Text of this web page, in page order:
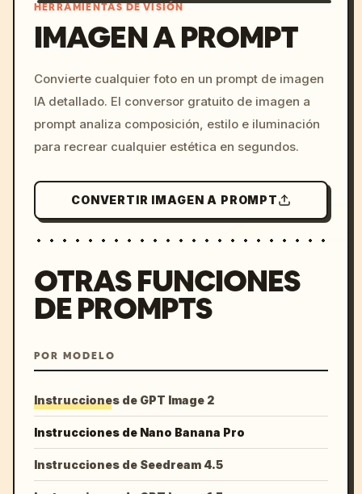
c, cyberpunk sunset, neon
colors, 8k --v 6.0
HERRAMIENTAS DE VISIÓN
IMAGEN A PROMPT
Convierte cualquier foto en un prompt de imagen
IA detallado. El conversor gratuito de imagen a
prompt analiza composición, estilo e iluminación
para recrear cualquier estética en segundos.
CONVERTIR IMAGEN A PROMPT
OTRAS FUNCIONES
DE PROMPTS
POR MODELO
Instrucciones de GPT Image 2
Instrucciones de Nano Banana Pro
Instrucciones de Seedream 4.5